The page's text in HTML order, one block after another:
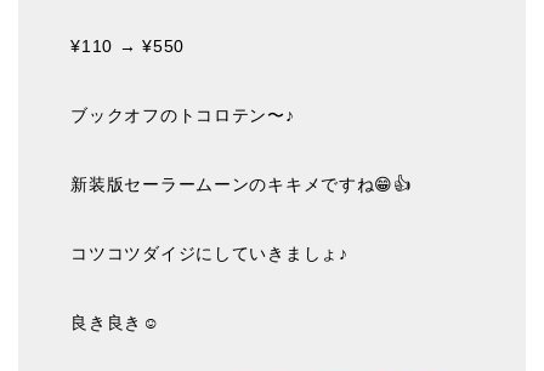
¥110 → ¥550
ブックオフのトコロテン〜♪
新装版セーラームーンのキキメですね😁👍
コツコツダイジにしていきましょ♪
良き良き☺️